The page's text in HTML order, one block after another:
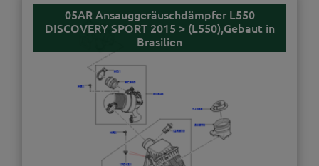
05AR Ansauggeräuschdämpfer L550
DISCOVERY SPORT 2015 > (L550),Gebaut in
Brasilien